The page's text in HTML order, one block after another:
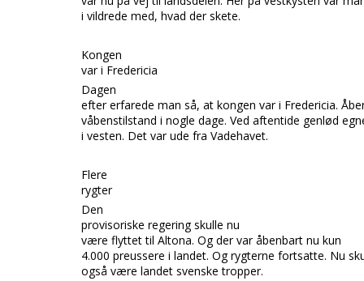
i vildrede med, hvad der skete.
Kongen
var i Fredericia
Dagen
efter erfarede man så, at kongen var i Fredericia.
våbenstilstand i nogle dage. Ved aftentide genlød
i vesten. Det var ude fra Vadehavet.
Flere
rygter
Den
provisoriske regering skulle nu
være flyttet til Altona. Og der var åbenbart nu kun
4.000 preussere i landet. Og rygterne fortsatte. Nu
også være landet svenske tropper.